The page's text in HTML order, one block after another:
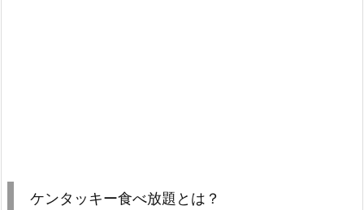
ケンタッキー食べ放題とは？